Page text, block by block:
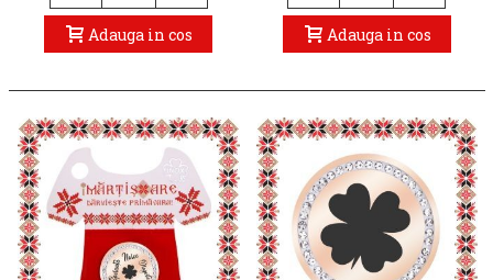
Adauga in cos Adauga in cos